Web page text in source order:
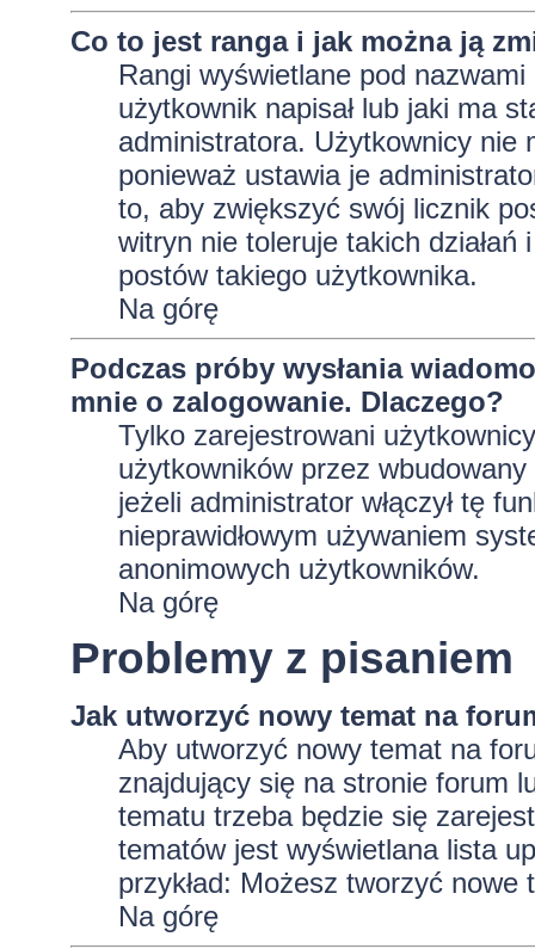
Co to jest ranga i jak można ją
Rangi wyświetlane pod
użytkownik napisał lub jaki ma
administratora. Użytkownicy nie
ponieważ ustawia je
to, aby zwiększyć swój licznik
witryn nie toleruje takich
postów takiego użytkownika.
Na górę
Podczas próby wysłania
mnie o zalogowanie. Dlaczego?
Tylko zarejestrowani
użytkowników przez
jeżeli administrator włączył tę
nieprawidłowym używaniem
anonimowych użytkowników.
Na górę
Problemy z pisaniem
Jak utworzyć nowy temat na
Aby utworzyć nowy temat na
znajdujący się na stronie forum
tematu trzeba będzie się
tematów jest wyświetlana lista
przykład: Możesz tworzyć nowe
Na górę